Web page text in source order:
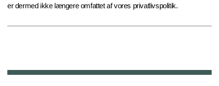
er dermed ikke længere omfattet af vores privatlivspolitik.